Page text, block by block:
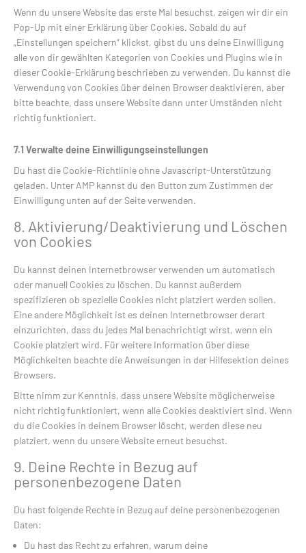
Wenn du unsere Website das erste Mal besuchst, zeigen wir dir ein
Pop-Up mit einer Erklärung über Cookies. Sobald du auf
„Einstellungen speichern“ klickst, gibst du uns deine Einwilligung
alle von dir gewählten Kategorien von Cookies und Plugins wie in
dieser Cookie-Erklärung beschrieben zu verwenden. Du kannst die
Verwendung von Cookies über deinen Browser deaktivieren, aber
bitte beachte, dass unsere Website dann unter Umständen nicht
richtig funktioniert.
7.1 Verwalte deine Einwilligungseinstellungen
Du hast die Cookie-Richtlinie ohne Javascript-Unterstützung
geladen. Unter AMP kannst du den Button zum Zustimmen der
Einwilligung unten auf der Seite verwenden.
8. Aktivierung/Deaktivierung und Löschen
von Cookies
Du kannst deinen Internetbrowser verwenden um automatisch
oder manuell Cookies zu löschen. Du kannst außerdem
spezifizieren ob spezielle Cookies nicht platziert werden sollen.
Eine andere Möglichkeit ist es deinen Internetbrowser derart
einzurichten, dass du jedes Mal benachrichtigt wirst, wenn ein
Cookie platziert wird. Für weitere Information über diese
Möglichkeiten beachte die Anweisungen in der Hilfesektion deines
Browsers.
Bitte nimm zur Kenntnis, dass unsere Website möglicherweise
nicht richtig funktioniert, wenn alle Cookies deaktiviert sind. Wenn
du die Cookies in deinem Browser löscht, werden diese neu
platziert, wenn du unsere Website erneut besuchst.
9. Deine Rechte in Bezug auf
personenbezogene Daten
Du hast folgende Rechte in Bezug auf deine personenbezogenen
Daten:
Du hast das Recht zu erfahren, warum deine